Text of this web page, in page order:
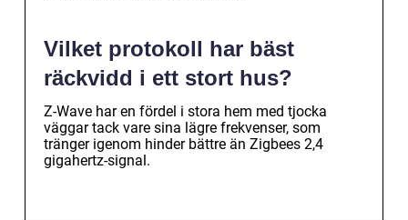
Vilket protokoll har bäst
räckvidd i ett stort hus?
Z-Wave har en fördel i stora hem med tjocka
väggar tack vare sina lägre frekvenser, som
tränger igenom hinder bättre än Zigbees 2,4
gigahertz-signal.